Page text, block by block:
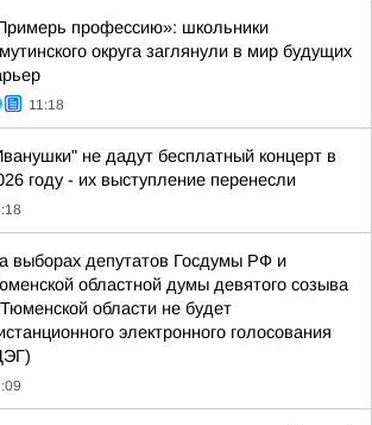
профессию»: школьники
округа заглянули в мир будущих
11:18
не дадут бесплатный концерт в
году - их выступление перенесли
выборах депутатов Госдумы РФ и
областной думы девятого созыва
области не будет
электронного голосования